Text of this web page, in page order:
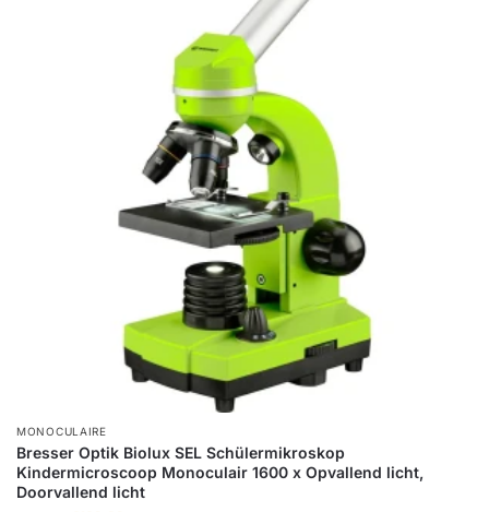
MONOCULAIRE
Bresser Optik Biolux SEL Schülermikroskop
Kindermicroscoop Monoculair 1600 x Opvallend licht,
Doorvallend licht